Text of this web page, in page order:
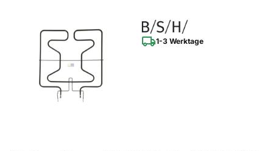
1-3 Werktage